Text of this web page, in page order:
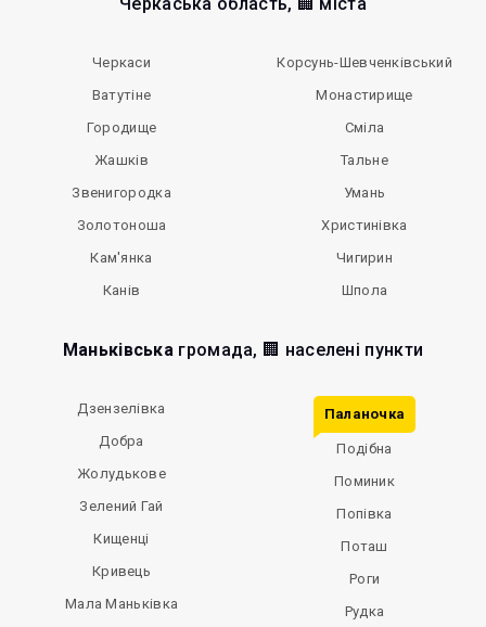
Черкаська область, 🏢 міста
Черкаси
Ватутіне
Городище
Жашків
Звенигородка
Золотоноша
Кам'янка
Канів
Корсунь-Шевченківський
Монастирище
Сміла
Тальне
Умань
Христинівка
Чигирин
Шпола
Маньківська громада, 🏢 населені пункти
Дзензелівка
Добра
Жолудькове
Зелений Гай
Кищенці
Кривець
Мала Маньківка
Паланочка
Подібна
Поминик
Попівка
Поташ
Роги
Рудка